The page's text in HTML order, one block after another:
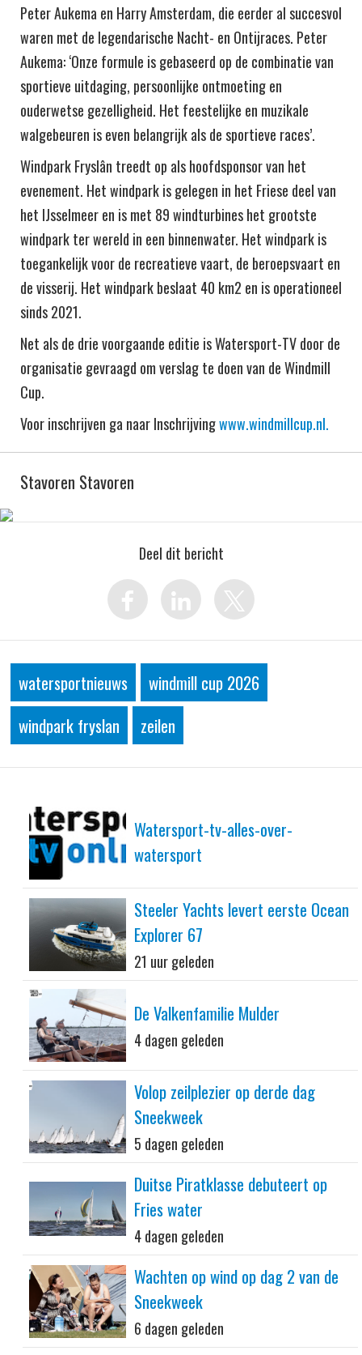
Peter Aukema en Harry Amsterdam, die eerder al succesvol
waren met de legendarische Nacht- en Ontijraces. Peter
Aukema: ‘Onze formule is gebaseerd op de combinatie van
sportieve uitdaging, persoonlijke ontmoeting en
ouderwetse gezelligheid. Het feestelijke en muzikale
walgebeuren is even belangrijk als de sportieve races’.
Windpark Fryslân treedt op als hoofdsponsor van het
evenement. Het windpark is gelegen in het Friese deel van
het IJsselmeer en is met 89 windturbines het grootste
windpark ter wereld in een binnenwater. Het windpark is
toegankelijk voor de recreatieve vaart, de beroepsvaart en
de visserij. Het windpark beslaat 40 km2 en is operationeel
sinds 2021.
Net als de drie voorgaande editie is Watersport-TV door de
organisatie gevraagd om verslag te doen van de Windmill
Cup.
Voor inschrijven ga naar Inschrijvingwww.windmillcup.nl.
Stavoren Stavoren
Deel dit bericht
watersportnieuws
windmill cup 2026
windpark fryslan
zeilen
Watersport-tv-alles-over-
watersport
Steeler Yachts levert eerste Ocean
Explorer 67
21 uur geleden
De Valkenfamilie Mulder
4 dagen geleden
Volop zeilplezier op derde dag
Sneekweek
5 dagen geleden
Duitse Piratklasse debuteert op
Fries water
4 dagen geleden
Wachten op wind op dag 2 van de
Sneekweek
6 dagen geleden